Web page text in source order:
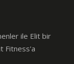
ile Elit bir
Fitness'a